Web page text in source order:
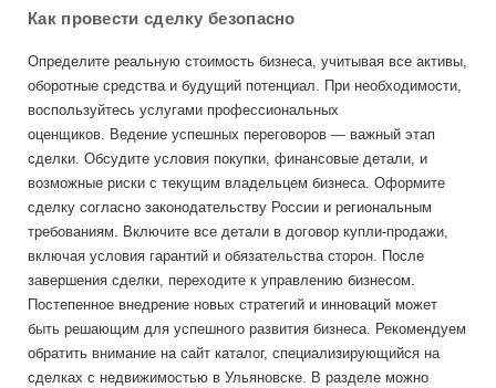
Как провести сделку безопасно
Определите реальную стоимость бизнеса, учитывая все активы,
оборотные средства и будущий потенциал. При необходимости,
воспользуйтесь услугами профессиональных
оценщиков. Ведение успешных переговоров — важный этап
сделки. Обсудите условия покупки, финансовые детали, и
возможные риски с текущим владельцем бизнеса. Оформите
сделку согласно законодательству России и региональным
требованиям. Включите все детали в договор купли-продажи,
включая условия гарантий и обязательства сторон. После
завершения сделки, переходите к управлению бизнесом.
Постепенное внедрение новых стратегий и инноваций может
быть решающим для успешного развития бизнеса. Рекомендуем
обратить внимание на сайт каталог, специализирующийся на
сделках с недвижимостью в Ульяновске. В разделе можно